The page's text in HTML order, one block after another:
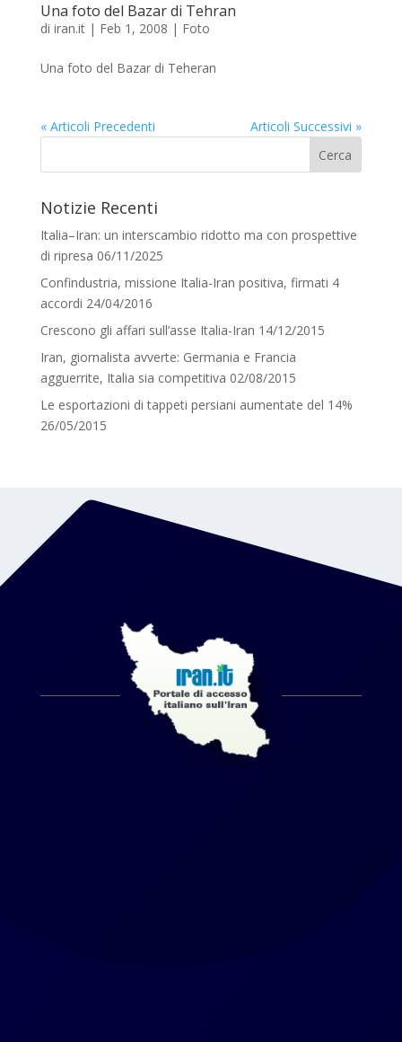
Una foto del Bazar di Tehran
di iran.it| Feb 1, 2008 | Foto
Una foto del Bazar di Teheran
« Articoli Precedenti Articoli Successivi »
Notizie Recenti
Italia–Iran: un interscambio ridotto ma con prospettive
di ripresa 06/11/2025
Confindustria, missione Italia-Iran positiva, firmati 4
accordi 24/04/2016
Crescono gli affari sull’asse Italia-Iran 14/12/2015
Iran, giornalista avverte: Germania e Francia
agguerrite, Italia sia competitiva 02/08/2015
Le esportazioni di tappeti persiani aumentate del 14%
26/05/2015